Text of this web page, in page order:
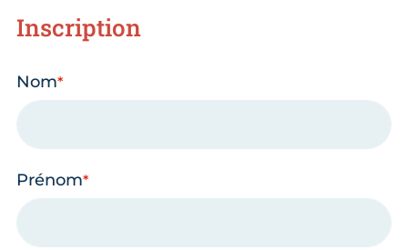
Inscription
Nom
Prénom